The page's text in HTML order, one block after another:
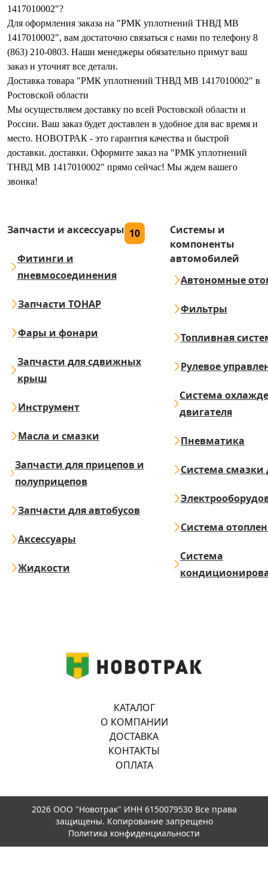
1417010002"?
Для оформления заказа на "РМК уплотнений ТНВД MB
1417010002", вам достаточно связаться с нами по телефону 8
(863) 210-0803. Наши менеджеры обязательно примут ваш
заказ и уточнят все детали.
Доставка товара "РМК уплотнений ТНВД MB 1417010002" в
Ростовской области
Мы осуществляем доставку по всей Ростовской области и
России. Ваш заказ будет доставлен в удобное для вас время и
место. НОВОТРАК - это гарантия качества и быстрой
доставки. доставки. Оформите заказ на "РМК уплотнений
ТНВД MB 1417010002" прямо сейчас! Мы ждем вашего
звонка!
Запчасти и аксессуары 10
Фитинги и
пневмосоединения
Запчасти ТОНАР
Фары и фонари
Запчасти для сдвижных
крыш
Инструмент
Масла и смазки
Запчасти для прицепов и
полуприцепов
Запчасти для автобусов
Аксессуары
Жидкости
Системы и
компоненты
автомобилей
Автономные
Фильтры
Топливная
Рулевое
Система
двигателя
Пневматика
Система смазки
Система
Система
КАТАЛОГ
О КОМПАНИИ
ДОСТАВКА
КОНТАКТЫ
ОПЛАТА
2026 ООО "Новотрак" ИНН 6150079530 Все права
защищены. Копирование запрещено
Политика конфиденциальности